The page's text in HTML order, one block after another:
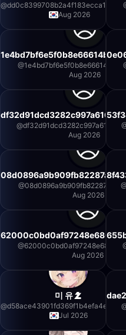
@
Aug 2026
@
Aug 2026
@
Aug 2026
@
Aug 2026
@
Aug 2026
미 유
@
Jul 2026